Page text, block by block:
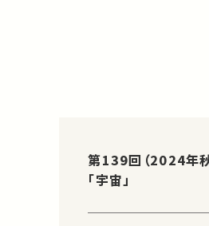
第139回（2024年
「宇宙」